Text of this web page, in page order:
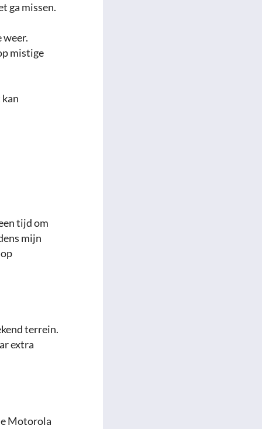
ga missen.
weer.
mistige
kan
tijd om
mijn
terrein.
extra
Motorola